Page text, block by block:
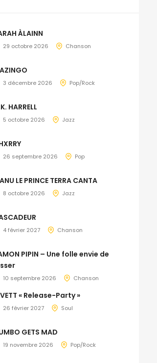
ÀLAINN
29 octobre 2026 Chanson
3 décembre 2026 Pop/Rock
HARRELL
5 octobre 2026 Jazz
26 septembre 2026 Pop
LE PRINCE TERRA CANTA
8 octobre 2026 Jazz
4 février 2027 Chanson
PIPIN – Une folle envie de
10 septembre 2026 Chanson
« Release-Party »
26 février 2027 Soul
GETS MAD
19 novembre 2026 Pop/Rock